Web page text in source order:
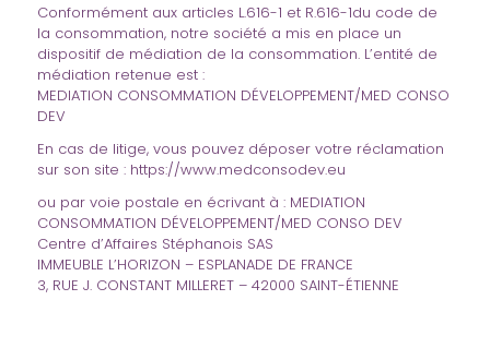
Conformément aux articles L.616-1 et R.616-1du code de
la consommation, notre société a mis en place un
dispositif de médiation de la consommation. L’entité de
médiation retenue est :
MEDIATION CONSOMMATION DÉVELOPPEMENT/MED CONSO
DEV
En cas de litige, vous pouvez déposer votre réclamation
sur son site : https://www.medconsodev.eu
ou par voie postale en écrivant à : MEDIATION
CONSOMMATION DÉVELOPPEMENT/MED CONSO DEV
Centre d’Affaires Stéphanois SAS
IMMEUBLE L’HORIZON – ESPLANADE DE FRANCE
3, RUE J. CONSTANT MILLERET – 42000 SAINT-ÉTIENNE